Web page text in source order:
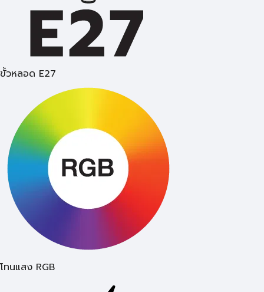
ขั้วหลอด E27
โทนแสง RGB